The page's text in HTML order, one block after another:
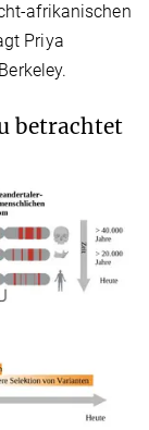
afrikanischen
Priya
betrachtet